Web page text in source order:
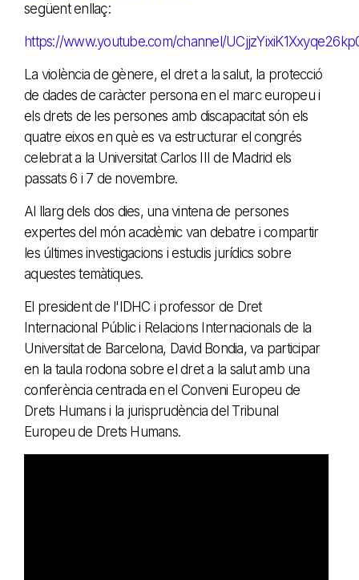
següent enllaç:
https://www.youtube.com/channel/
La violència de gènere, el dret a la salut, la protecció
de dades de caràcter persona en el marc europeu i
els drets de les persones amb discapacitat són els
quatre eixos en què es va estructurar el congrés
celebrat a la Universitat Carlos III de Madrid els
passats 6 i 7 de novembre.
Al llarg dels dos dies, una vintena de persones
expertes del món acadèmic van debatre i compartir
les últimes investigacions i estudis jurídics sobre
aquestes temàtiques.
El president de l'IDHC i professor de Dret
Internacional Públic i Relacions Internacionals de la
Universitat de Barcelona, David Bondia, va participar
en la taula rodona sobre el dret a la salut amb una
conferència centrada en el Conveni Europeu de
Drets Humans i la jurisprudència del Tribunal
Europeu de Drets Humans.